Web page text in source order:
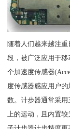
随着人们越来越注
段，被广泛应用于
个加速度传感器
度传感器感应用户
数。计步器通常采
上的运动，且内置